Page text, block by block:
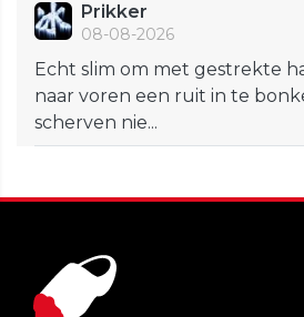
Prikker
08-08-2026
Echt slim om met gestrekte
naar voren een ruit in te
scherven nie...